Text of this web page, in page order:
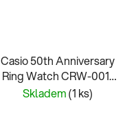
Casio 50th Anniversary
Ring Watch CRW-001-
1ER
Skladem(1 ks)